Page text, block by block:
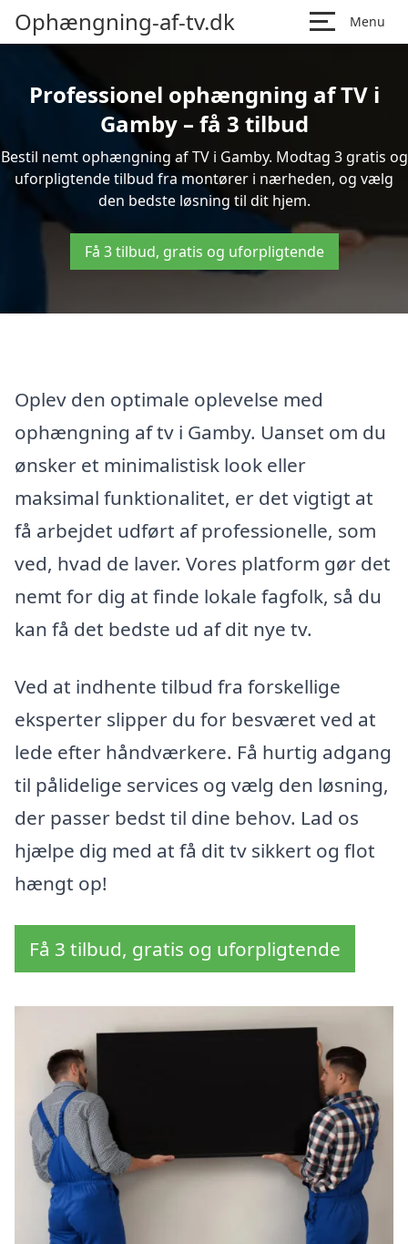
Ophængning-af-tv.dk Menu
Professionel ophængning af TV i
Gamby – få 3 tilbud
Bestil nemt ophængning af TV i Gamby. Modtag 3 gratis og
uforpligtende tilbud fra montører i nærheden, og vælg
den bedste løsning til dit hjem.
Få 3 tilbud, gratis og uforpligtende
Oplev den optimale oplevelse med
ophængning af tv i Gamby. Uanset om du
ønsker et minimalistisk look eller
maksimal funktionalitet, er det vigtigt at
få arbejdet udført af professionelle, som
ved, hvad de laver. Vores platform gør det
nemt for dig at finde lokale fagfolk, så du
kan få det bedste ud af dit nye tv.
Ved at indhente tilbud fra forskellige
eksperter slipper du for besværet ved at
lede efter håndværkere. Få hurtig adgang
til pålidelige services og vælg den løsning,
der passer bedst til dine behov. Lad os
hjælpe dig med at få dit tv sikkert og flot
hængt op!
Få 3 tilbud, gratis og uforpligtende